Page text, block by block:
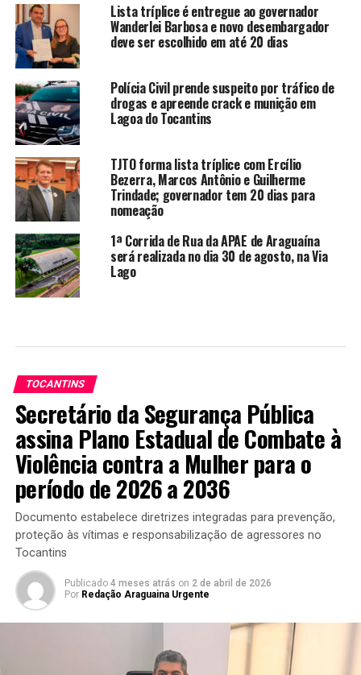
Lista tríplice é entregue ao governador
Wanderlei Barbosa e novo desembargador
deve ser escolhido em até 20 dias
Polícia Civil prende suspeito por tráfico de
drogas e apreende crack e munição em
Lagoa do Tocantins
TJTO forma lista tríplice com Ercílio
Bezerra, Marcos Antônio e Guilherme
Trindade; governador tem 20 dias para
nomeação
1ª Corrida de Rua da APAE de Araguaína
será realizada no dia 30 de agosto, na Via
Lago
TOCANTINS
Secretário da Segurança Pública
assina Plano Estadual de Combate à
Violência contra a Mulher para o
período de 2026 a 2036
Documento estabelece diretrizes integradas para prevenção,
proteção às vítimas e responsabilização de agressores no
Tocantins
Publicado 4 meses atrás on 2 de abril de 2026
Por Redação Araguaina Urgente